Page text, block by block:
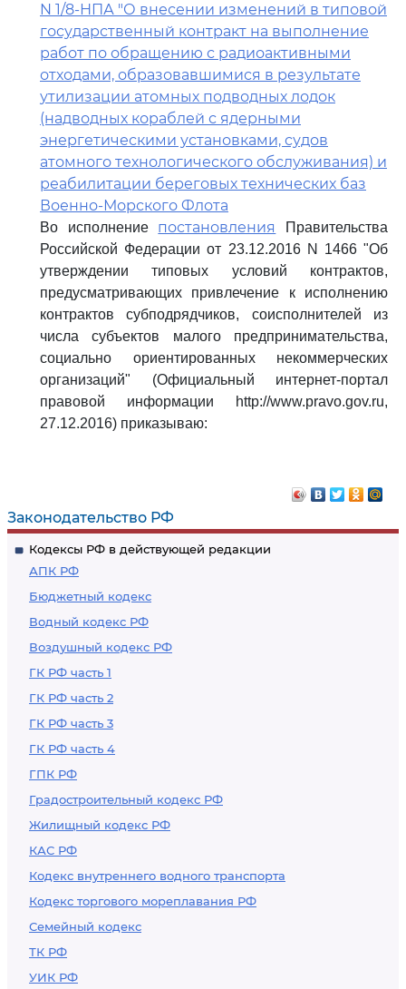
Законодательство РФ
Кодексы РФ в действующей редакции
АПК РФ
Бюджетный кодекс
Водный кодекс РФ
Воздушный кодекс РФ
ГК РФ часть 1
ГК РФ часть 2
ГК РФ часть 3
ГК РФ часть 4
ГПК РФ
Градостроительный кодекс РФ
Жилищный кодекс РФ
КАС РФ
Кодекс внутреннего водного транспорта
Кодекс торгового мореплавания РФ
Семейный кодекс
ТК РФ
УИК РФ
N 1/8-НПА "О внесении изменений в типовой
государственный контракт на выполнение
работ по обращению с радиоактивными
отходами, образовавшимися в результате
утилизации атомных подводных лодок
(надводных кораблей с ядерными
энергетическими установками, судов
атомного технологического обслуживания) и
реабилитации береговых технических баз
Военно-Морского Флота
Во исполнение постановления
Правительства
Российской Федерации от 23.12.2016 N 1466 "Об
утверждении типовых условий контрактов,
предусматривающих привлечение к исполнению
контрактов субподрядчиков, соисполнителей из
числа субъектов малого предпринимательства,
социально ориентированных некоммерческих
организаций" (Официальный интернет-портал
правовой информации http://www.pravo.gov.ru,
27.12.2016) приказываю: